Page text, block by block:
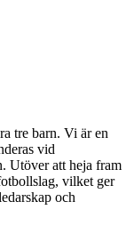
tre barn. Vi är en
vid
Utöver att heja fram
vilket ger
och